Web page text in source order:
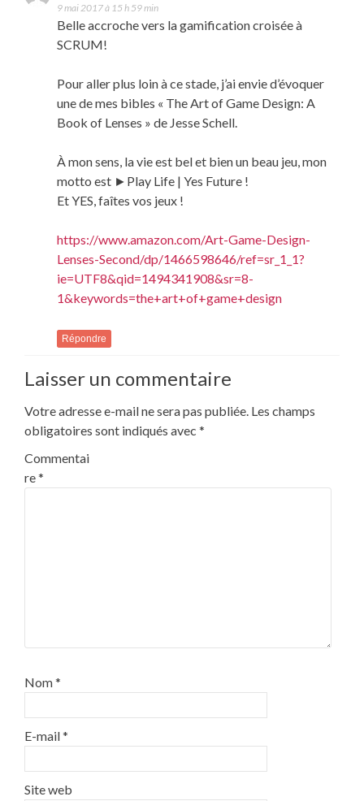
9 mai 2017 à 15 h 59 min
Belle accroche vers la gamification croisée à
SCRUM!
Pour aller plus loin à ce stade, j’ai envie d’évoquer
une de mes bibles « The Art of Game Design: A
Book of Lenses » de Jesse Schell.
À mon sens, la vie est bel et bien un beau jeu, mon
motto est ►Play Life | Yes Future !
Et YES, faîtes vos jeux !
https://www.amazon.com/Art-Game-Design-
Lenses-Second/dp/1466598646/ref=sr_1_1?
ie=UTF8&qid=1494341908&sr=8-
1&keywords=the+art+of+game+design
Répondre
Laisser un commentaire
Votre adresse e-mail ne sera pas publiée. Les champs
obligatoires sont indiqués avec *
Commentai
re*
Nom*
E-mail*
Site web